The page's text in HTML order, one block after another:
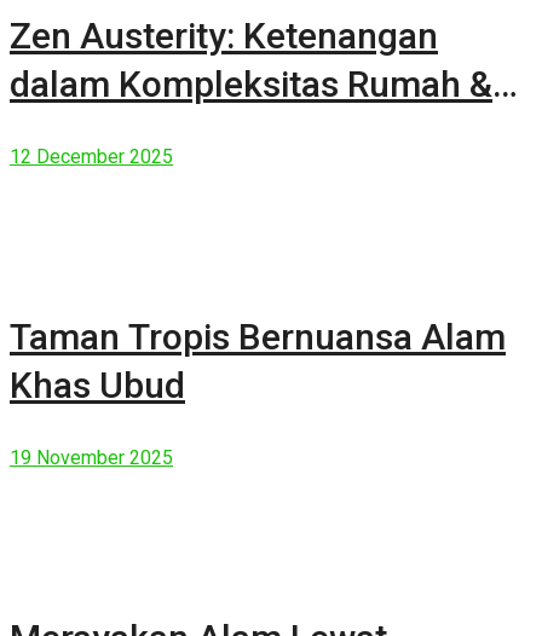
Zen Austerity: Ketenangan
dalam Kompleksitas Rumah &
12 December 2025
Taman Tropis Bernuansa Alam
Khas Ubud
19 November 2025